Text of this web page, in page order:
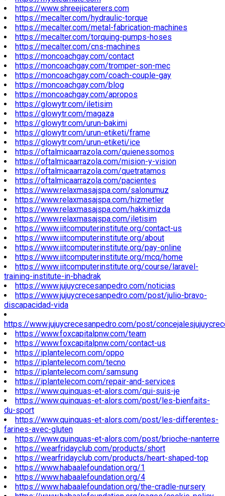
https://www.shreejicaterers.com
https://mecalter.com/hydraulic-torque
https://mecalter.com/metal-fabrication-machines
https://mecalter.com/torquing-pumps-hoses
https://mecalter.com/cns-machines
https://moncoachgay.com/contact
https://moncoachgay.com/tromper-son-mec
https://moncoachgay.com/coach-couple-gay
https://moncoachgay.com/blog
https://moncoachgay.com/apropos
https://glowytr.com/iletisim
https://glowytr.com/magaza
https://glowytr.com/urun-bakimi
https://glowytr.com/urun-etiketi/frame
https://glowytr.com/urun-etiketi/ice
https://oftalmicaarrazola.com/quienessomos
https://oftalmicaarrazola.com/mision-y-vision
https://oftalmicaarrazola.com/quetratamos
https://oftalmicaarrazola.com/pacientes
https://www.relaxmasajspa.com/salonumuz
https://www.relaxmasajspa.com/hizmetler
https://www.relaxmasajspa.com/hakkimizda
https://www.relaxmasajspa.com/iletisim
https://www.iitcomputerinstitute.org/contact-us
https://www.iitcomputerinstitute.org/about
https://www.iitcomputerinstitute.org/pay-online
https://www.iitcomputerinstitute.org/mcq/home
https://www.iitcomputerinstitute.org/course/laravel-
training-institute-in-bhadrak
https://www.jujuycrecesanpedro.com/noticias
https://www.jujuycrecesanpedro.com/post/julio-bravo-
discapacidad-vida
https://www.jujuycrecesanpedro.com/post/
https://www.foxcapitalpnw.com/team
https://www.foxcapitalpnw.com/contact-us
https://iplantelecom.com/oppo
https://iplantelecom.com/tecno
https://iplantelecom.com/samsung
https://iplantelecom.com/repair-and-services
https://www.quinquas-et-alors.com/qui-suis-je
https://www.quinquas-et-alors.com/post/les-bienfaits-
du-sport
https://www.quinquas-et-alors.com/post/les-differentes-
farines-avec-gluten
https://www.quinquas-et-alors.com/post/brioche-nanterre
https://wearfridayclub.com/products/short
https://wearfridayclub.com/products/heart-shaped-top
https://www.habaalefoundation.org/1
https://www.habaalefoundation.org/4
https://www.habaalefoundation.org/the-cradle-nursery